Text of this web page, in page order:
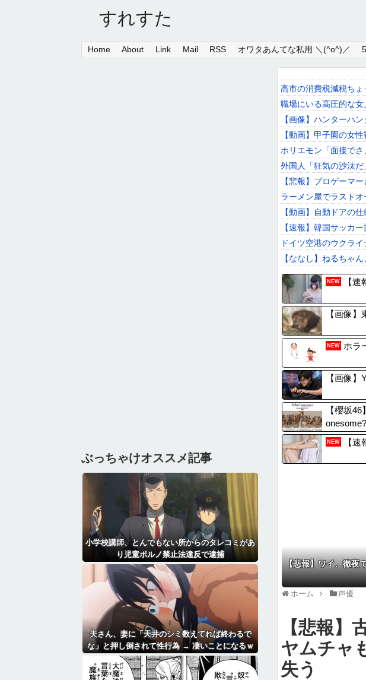
すれすた
Home About Link Mail RSS オワタあんてな私用 ＼(^o^)／
高市の消費税減税ち
職場にいる高圧的な
【画像】ハンターハ
【動画】甲子園の女
ホリエモン「面接で
外国人「狂気の沙汰
【悲報】プロゲーマ
ラーメン屋でラスト
【動画】自動ドアの
【速報】韓国サッカ
ドイツ空港のウクラ
【ななし】ねるちゃ
『マリオカートワー
LモンキーターンRED
【社会】福岡の人口
【社会】福岡の人口
NEW 【速
【画像
NEW ホラ
【画像
【櫻坂
onesome?
NEW 【
【悲報】ワイ、徹夜
ホーム 声優
【悲報】
ヤムチャ
失う
ぶっちゃけオススメ記事
小学校講師、とんでもない所からのタレコミがあ
り児童ポルノ禁止法違反で逮捕
夫さん、妻に「天井のシミ数えてれば終わるで
な」と押し倒されて性行為 → 凄いことになるｗ
ｗｗｗｗ
Link
Mail
RSS
オワタあんてな私
5ちゃんねるまとめ
2ちゃんねるまとめ
まとめサイト速報＋